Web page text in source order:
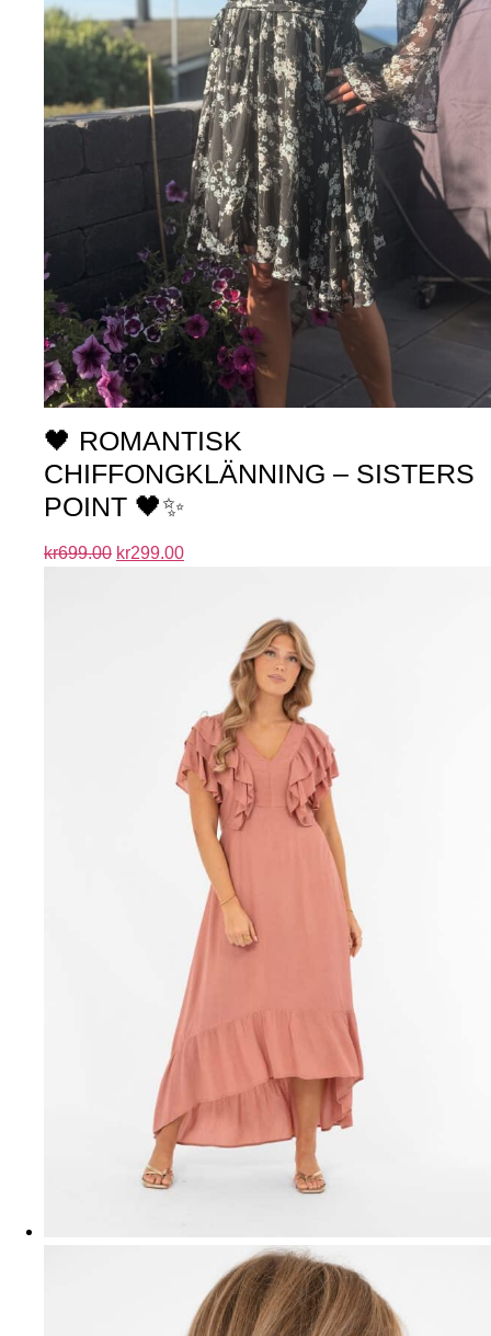
🖤 ROMANTISK
CHIFFONGKLÄNNING – SISTERS
POINT 🖤✨
kr699.00 kr299.00